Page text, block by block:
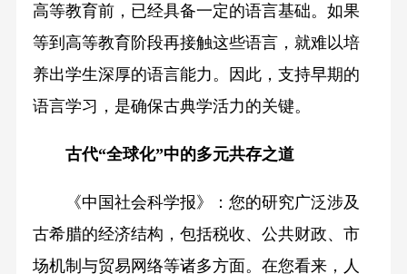
高等教育前，已经具备一定的语言基础。如果
等到高等教育阶段再接触这些语言，就难以培
养出学生深厚的语言能力。因此，支持早期的
语言学习，是确保古典学活力的关键。
古代“全球化”中的多元共存之道
《中国社会科学报》：您的研究广泛涉及
古希腊的经济结构，包括税收、公共财政、市
场机制与贸易网络等诸多方面。在您看来，人